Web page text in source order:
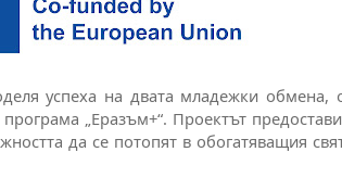
успеха на двата младежки обмена,
програма „Еразъм+“. Проектът
да се потопят в обогатяващия